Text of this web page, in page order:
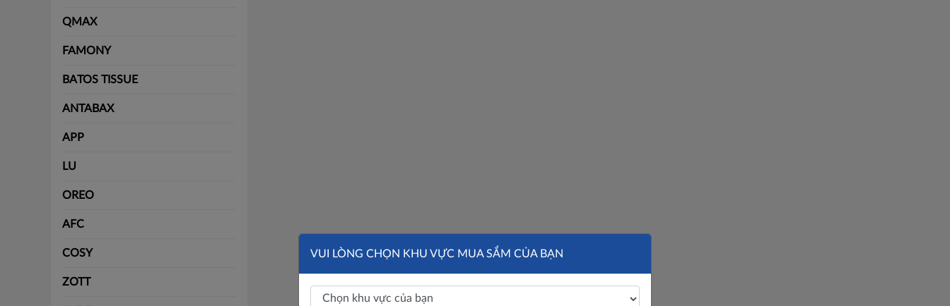
QMAX
FAMONY
BATOS TISSUE
ANTABAX
APP
LU
OREO
AFC
COSY
ZOTT
VUI LÒNG CHỌN KHU VỰC MUA SẮM CỦA BẠN